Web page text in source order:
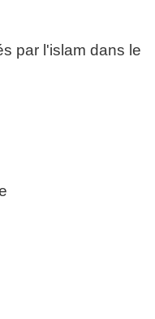
par l'islam dans le